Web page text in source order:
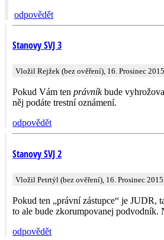
odpovědět
Stanovy SVJ 3
Vložil Rejžek (bez ověření), 16. Prosinec
Pokud Vám ten právníkbude
něj podáte trestní oznámení.
odpovědět
Stanovy SVJ 2
Vložil Petrtýl (bez ověření), 16. Prosinec
Pokud ten „právní zástupce“ je JUDR,
to ale bude zkorumpovanej podvodník.
odpovědět